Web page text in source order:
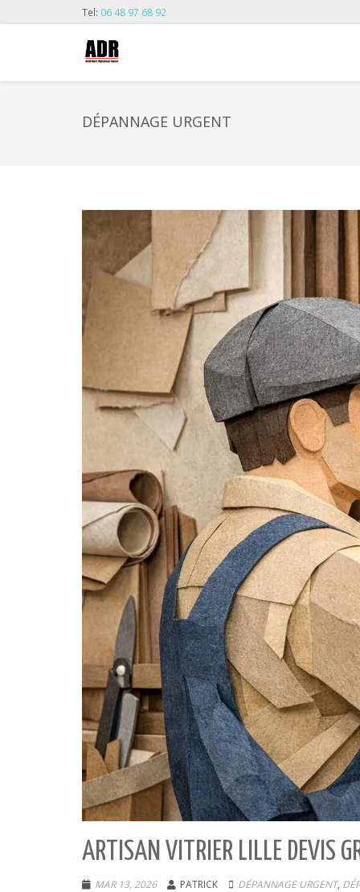
Tel: 06 48 97 68 92
DÉPANNAGE URGENT
ARTISAN VITRIER LILLE DEVIS
MAR 13, 2026 PATRICK DÉPANNAGE URGENT,